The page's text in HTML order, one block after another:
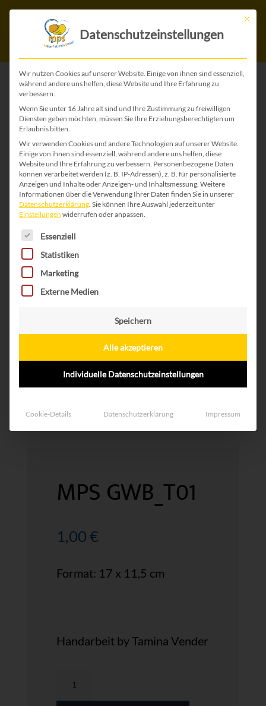
MPS GWB_T01
1,00€
Format: 17 x 11,5 cm
Handarbeit by Tamina Vender
Mit
Datenschutzeinstellungen
Wir nutzen Cookies auf unserer Website. Einige von ihnen sind essenziell,
während andere uns helfen, diese Website und Ihre Erfahrung zu
verbessern.
Wenn Sie unter 16 Jahre alt sind und Ihre Zustimmung zu freiwilligen
Diensten geben möchten, müssen Sie Ihre Erziehungsberechtigten um
Erlaubnis bitten.
Wir verwenden Cookies und andere Technologien auf unserer Website.
Einige von ihnen sind essenziell, während andere uns helfen, diese
Website und Ihre Erfahrung zu verbessern. Personenbezogene Daten
können verarbeitet werden (z. B. IP-Adressen), z. B. für personalisierte
Anzeigen und Inhalte oder Anzeigen- und Inhaltsmessung. Weitere
Informationen über die Verwendung Ihrer Daten finden Sie in unserer
Datenschutzerklärung. Sie können Ihre Auswahl jederzeit unter
Einstellungen widerrufen oder anpassen.
Es folgt eine Liste der Service-Gruppen, für die
Essenziell
Statistiken
Marketing
Externe Medien
Speichern
Alle akzeptieren
Individuelle Datenschutzeinstellungen
Cookie-Details Datenschutzerklärung Impressum